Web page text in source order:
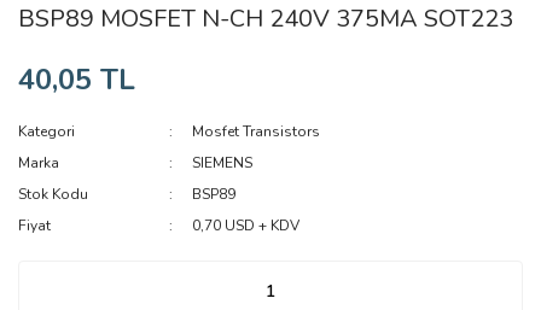
BSP89 MOSFET N-CH 240V 375MA SOT223
40,05 TL
Kategori
Mosfet Transistors
Marka
SIEMENS
Stok Kodu
BSP89
Fiyat
0,70 USD + KDV